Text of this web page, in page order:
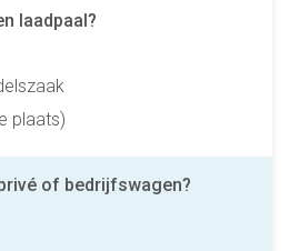
laadpaal?
plaats)
of bedrijfswagen?